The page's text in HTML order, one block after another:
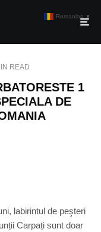
READ
1
DE
labirintul de peşteri
Carpați sunt doar
Romanian ▼